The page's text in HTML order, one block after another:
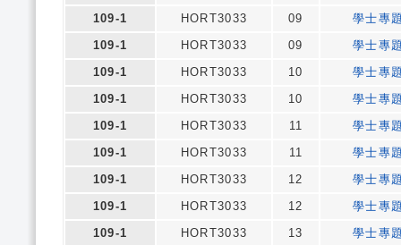
109-1
HORT3033 09
學士專
109-1
HORT3033 09
學士專
109-1
HORT3033 10
學士專
109-1
HORT3033 10
學士專
109-1
HORT3033 11
學士專
109-1
HORT3033 11
學士專
109-1
HORT3033 12
學士專
109-1
HORT3033 12
學士專
109-1
HORT3033 13
學士專